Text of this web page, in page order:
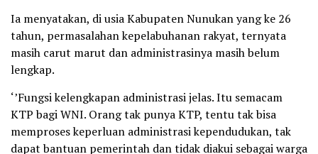
Ia menyatakan, di usia Kabupaten Nunukan yang ke 26
tahun, permasalahan kepelabuhanan rakyat, ternyata
masih carut marut dan administrasinya masih belum
lengkap.
‘’Fungsi kelengkapan administrasi jelas. Itu semacam
KTP bagi WNI. Orang tak punya KTP, tentu tak bisa
memproses keperluan administrasi kependudukan, tak
dapat bantuan pemerintah dan tidak diakui sebagai warga